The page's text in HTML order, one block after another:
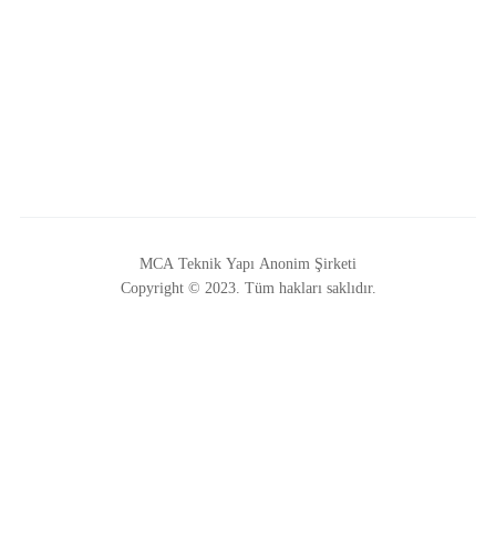
MCA Teknik Yapı Anonim Şirketi
Copyright © 2023. Tüm hakları saklıdır.